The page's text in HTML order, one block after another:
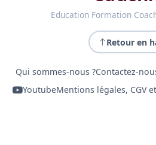
Education Formation
Retour en
Qui sommes-nous ?Contactez-
YoutubeMentions légales, CGV